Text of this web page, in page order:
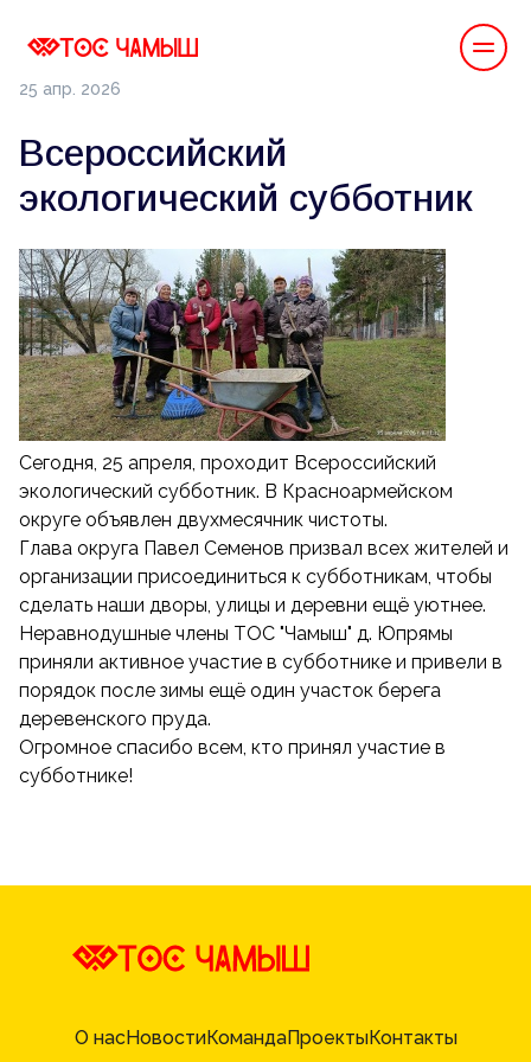
25 апр. 2026
Всероссийский
экологический субботник
Сегодня, 25 апреля, проходит Всероссийский
экологический субботник. В Красноармейском
округе объявлен двухмесячник чистоты.
Глава округа Павел Семенов призвал всех жителей и
организации присоединиться к субботникам, чтобы
сделать наши дворы, улицы и деревни ещё уютнее.
Неравнодушные члены ТОС "Чамыш" д. Юпрямы
приняли активное участие в субботнике и привели в
порядок после зимы ещё один участок берега
деревенского пруда.
Огромное спасибо всем, кто принял участие в
субботнике!
О насНовостиКомандаПроектыКонтакты